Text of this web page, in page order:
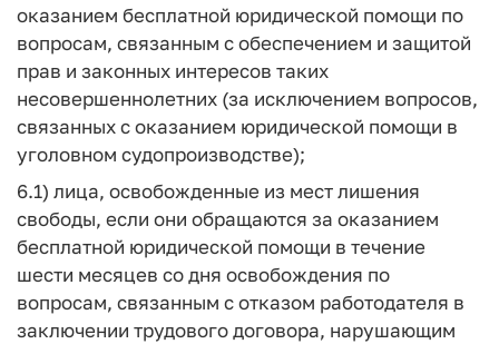
оказанием бесплатной юридической помощи по
вопросам, связанным с обеспечением и защитой
прав и законных интересов таких
несовершеннолетних (за исключением вопросов,
связанных с оказанием юридической помощи в
уголовном судопроизводстве);
6.1) лица, освобожденные из мест лишения
свободы, если они обращаются за оказанием
бесплатной юридической помощи в течение
шести месяцев со дня освобождения по
вопросам, связанным с отказом работодателя в
заключении трудового договора, нарушающим